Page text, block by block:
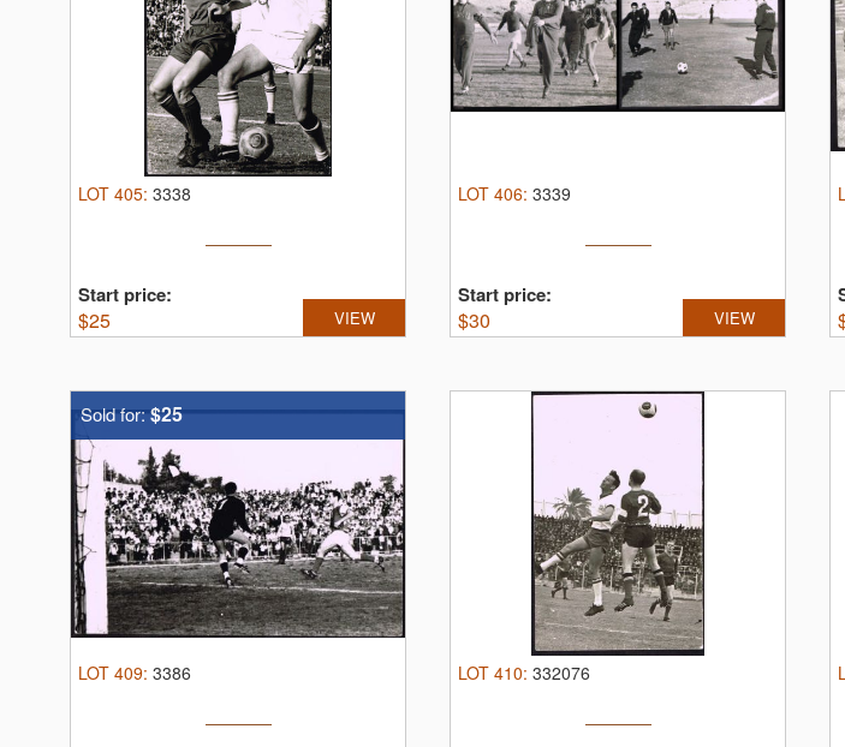
LOT 405: 3338
Start price:
$25 VIEW
LOT 406: 3339
Start price:
$30 VIEW
Sold for:$25
LOT 409: 3386 LOT 410: 332076